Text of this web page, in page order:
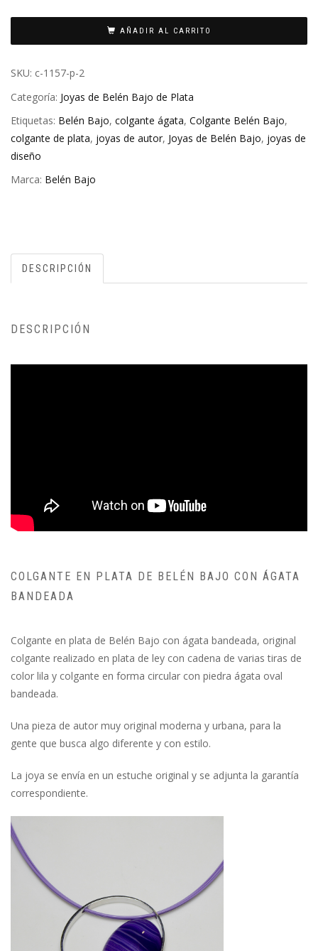
AÑADIR AL CARRITO
SKU: c-1157-p-2
Categoría: Joyas de Belén Bajo de Plata
Etiquetas: Belén Bajo, colgante ágata, Colgante Belén Bajo,
colgante de plata, joyas de autor, Joyas de Belén Bajo, joyas de
diseño
Marca: Belén Bajo
DESCRIPCIÓN
DESCRIPCIÓN
COLGANTE EN PLATA DE BELÉN BAJO CON ÁGATA
BANDEADA
Colgante en plata de Belén Bajo con ágata bandeada, original
colgante realizado en plata de ley con cadena de varias tiras de
color lila y colgante en forma circular con piedra ágata oval
bandeada.
Una pieza de autor muy original moderna y urbana, para la
gente que busca algo diferente y con estilo.
La joya se envía en un estuche original y se adjunta la garantía
correspondiente.